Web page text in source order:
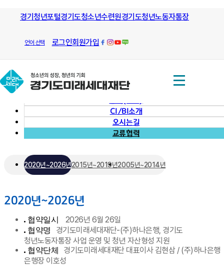
경기청년포털경기도청소년수련원경기도청년노동자통장
언어 선택 로그인회원가입
모든 방향으로 열린길과 그길을 안내하는
경기도미래세대재단재단소개
조직도
CI/BI소개
오시는길
교류협력
2020년~2026년2015년~2019년2005년~2014년
2020년~2026년
협약일시 2026년 6월 26일
협약명
경기도미래세대재단-(주)하나은행, 경기도
청년노동자통장 사업 운영 및 청년 자산형성 지원
협약단체
경기도미래세대재단 대표이사 김현삼 / (주)하나은행
은행장 이호성